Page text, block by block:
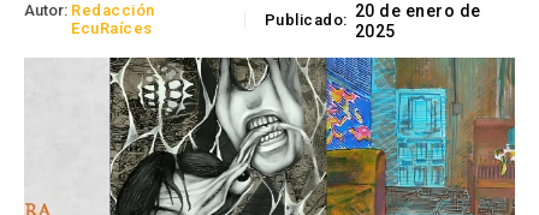
Autor: Redacción
EcuRaíces
Publicado: 20 de enero de
2025